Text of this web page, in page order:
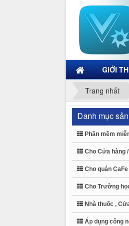
GIỚI
Trang nhất
Danh mục
Phần mềm
Cho Cửa hàng
Cho quán
Cho Trường
Nhà thuốc ,
Áp dụng công